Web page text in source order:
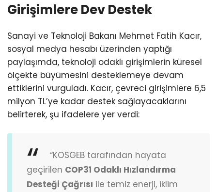
Girişimlere Dev Destek
Sanayi ve Teknoloji Bakanı Mehmet Fatih Kacır,
sosyal medya hesabı üzerinden yaptığı
paylaşımda, teknoloji odaklı girişimlerin küresel
ölçekte büyümesini desteklemeye devam
ettiklerini vurguladı. Kacır, çevreci girişimlere 6,5
milyon TL’ye kadar destek sağlayacaklarını
belirterek, şu ifadelere yer verdi:
“KOSGEB tarafından hayata
geçirilen COP31 Odaklı Hızlandırma
Desteği Çağrısı ile temiz enerji, iklim